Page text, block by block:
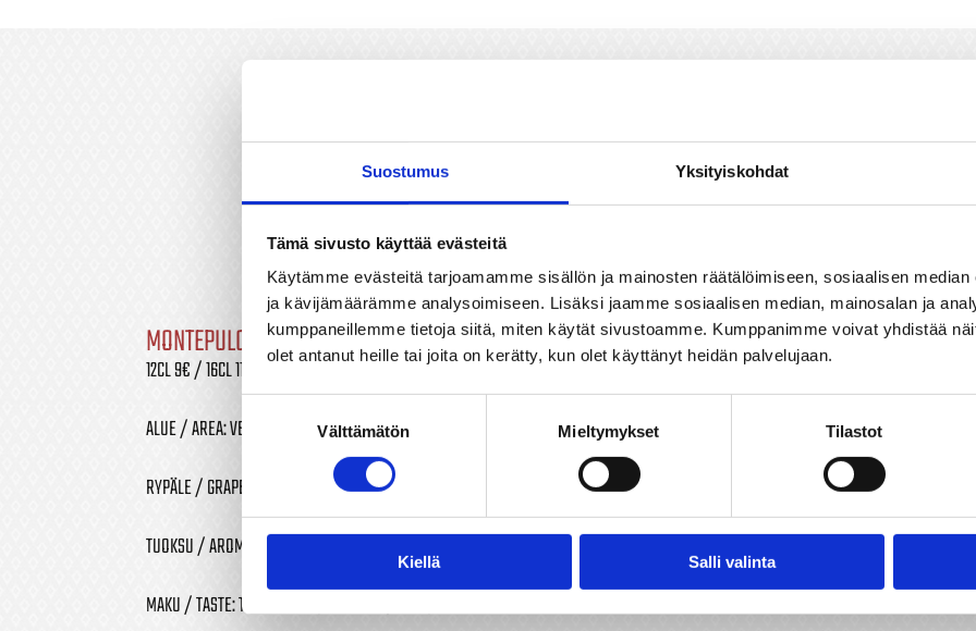
Suostumus Yksityiskohdat
Tämä sivusto käyttää evästeitä
Käytämme evästeitä tarjoamamme sisällön ja mainosten räätälöimiseen, sosiaalisen
ja kävijämäärämme analysoimiseen. Lisäksi jaamme sosiaalisen median, mainosalan ja
kumppaneillemme tietoja siitä, miten käytät sivustoamme. Kumppanimme voivat yhdistää
olet antanut heille tai joita on kerätty, kun olet käyttänyt heidän palvelujaan.
valinta
Välttämätön Mieltymykset Tilastot
Kiellä Salli valinta
PUNAVIINIT / RED
MONTEPULCIANO D’ABRUZZO DOC
12CL 9€ / 16CL 11€ / PLO 43€
ALUE / AREA: VENETO
RYPÄLE / GRAPE: MONTEPULCIANO
TUOKSU / AROMA: KESKITANNIININEN, KIRSIKKAINEN / MEDIUM TANNIC, CHERRIES
MAKU / TASTE: TÄYTELÄINEN, MEHUKAS / RICH, JUICY
RICOSSA BARBERA ASTI
12CL 11€ / 16CL 14€ / PLO 65€
ALUE / AREA: PIEMONTE
RYPÄLE / GRAPE: BARBERA
MAKU / TASTE:
MEDIUM-BODIED, CHERRIES, JAM,